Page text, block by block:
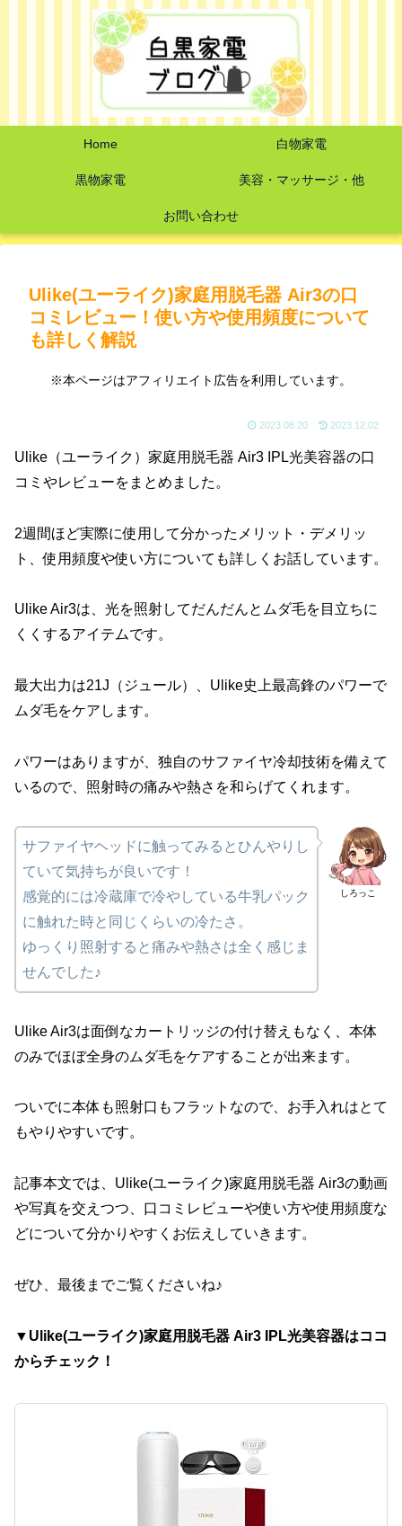
Home 白物家電
黒物家電 美容・マッサージ・他
お問い合わせ
Ulike(ユーライク)家庭用脱毛器 Air3の口
コミレビュー！使い方や使用頻度について
も詳しく解説
※本ページはアフィリエイト広告を利用しています。
2023.08.20 2023.12.02
Ulike（ユーライク）家庭用脱毛器 Air3 IPL光美容器の口
コミやレビューをまとめました。
2週間ほど実際に使用して分かったメリット・デメリッ
ト、使用頻度や使い方についても詳しくお話しています。
Ulike Air3は、光を照射してだんだんとムダ毛を目立ちに
くくするアイテムです。
最大出力は21J（ジュール）、Ulike史上最高鋒のパワーで
ムダ毛をケアします。
パワーはありますが、独自のサファイヤ冷却技術を備えて
いるので、照射時の痛みや熱さを和らげてくれます。
しろっこ
サファイヤヘッドに触ってみるとひんやりし
ていて気持ちが良いです！
感覚的には冷蔵庫で冷やしている牛乳パック
に触れた時と同じくらいの冷たさ。
ゆっくり照射すると痛みや熱さは全く感じま
せんでした♪
Ulike Air3は面倒なカートリッジの付け替えもなく、本体
のみでほぼ全身のムダ毛をケアすることが出来ます。
ついでに本体も照射口もフラットなので、お手入れはとて
もやりやすいです。
記事本文では、Ulike(ユーライク)家庭用脱毛器 Air3の動画
や写真を交えつつ、口コミレビューや使い方や使用頻度な
どについて分かりやすくお伝えしていきます。
ぜひ、最後までご覧くださいね♪
▼Ulike(ユーライク)家庭用脱毛器 Air3 IPL光美容器はココ
からチェック！